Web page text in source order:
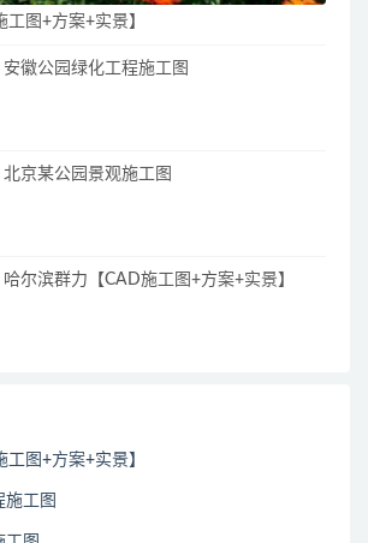
图+方案+实景】
安徽公园绿化工程施工图
北京某公园景观施工图
哈尔滨群力【CAD施工图+方案+实景】
图+方案+实景】
施工图